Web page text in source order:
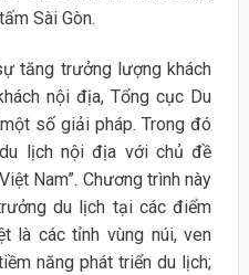
Sài Gòn.
tăng trưởng lượng khách
nội địa, Tổng cục Du
số giải pháp. Trong đó
lịch nội địa với chủ đề
Nam”. Chương trình này
du lịch tại các điểm
là các tỉnh vùng núi, ven
năng phát triển du lịch;